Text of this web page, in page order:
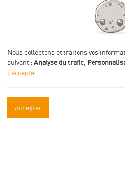
Informations
Brochures
Espace
Nous collectons et traitons vos
suivant : Analyse du trafic,
j'accepte
Accepter